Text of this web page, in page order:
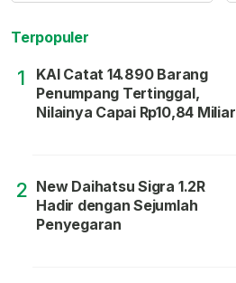
Terpopuler
1
KAI Catat 14.890 Barang
Penumpang Tertinggal,
Nilainya Capai Rp10,84 Miliar
2 New Daihatsu Sigra 1.2R
Hadir dengan Sejumlah
Penyegaran